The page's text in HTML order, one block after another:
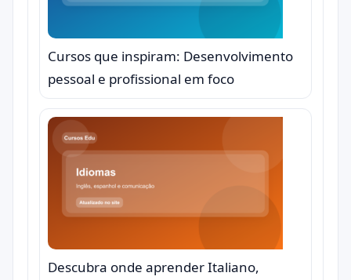
Cursos que inspiram: Desenvolvimento
pessoal e profissional em foco
Descubra onde aprender Italiano,